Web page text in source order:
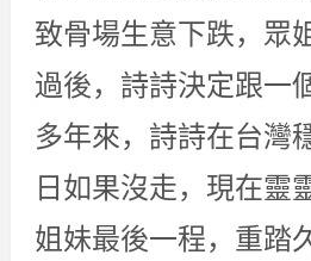
致骨場生意下跌，眾
過後，詩詩決定跟一
多年來，詩詩在台灣
日如果沒走，現在
姐妹最後一程，重踏